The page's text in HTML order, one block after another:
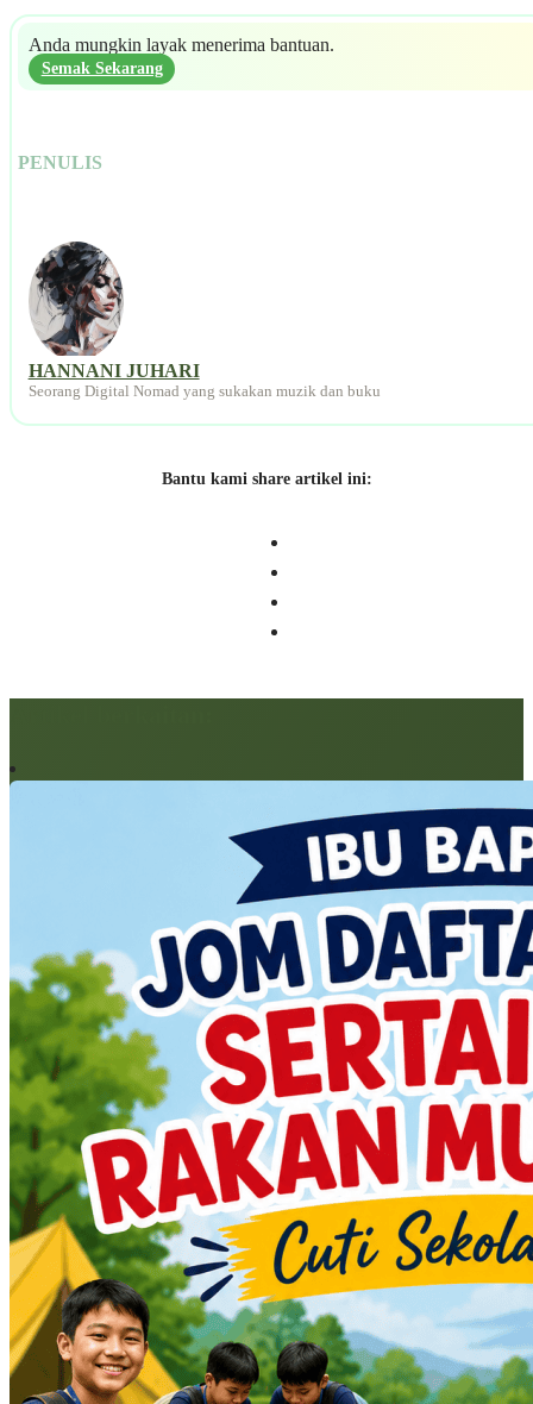
Anda mungkin layak menerima bantuan.
Semak Sekarang
PENULIS
HANNANI JUHARI
Seorang Digital Nomad yang sukakan muzik dan buku
Bantu kami share artikel ini: